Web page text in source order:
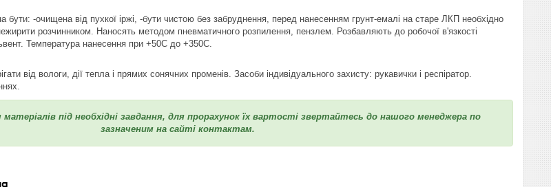
-очищена від пухкої іржі, -бути чистою без забруднення, перед нанесенням грунт-емалі на старе ЛКП необхідно
розчинником. Наносять методом пневматичного розпилення, пензлем. Розбавляють до робочої в'язкості
Температура нанесення при +50С до +350С.
від вологи, дії тепла і прямих сонячних променів. Засоби індивідуального захисту: рукавички і респіратор.
під необхідні завдання, для прорахунок їх вартості звертайтесь до нашого менеджера по
зазначеним на сайті контактам.